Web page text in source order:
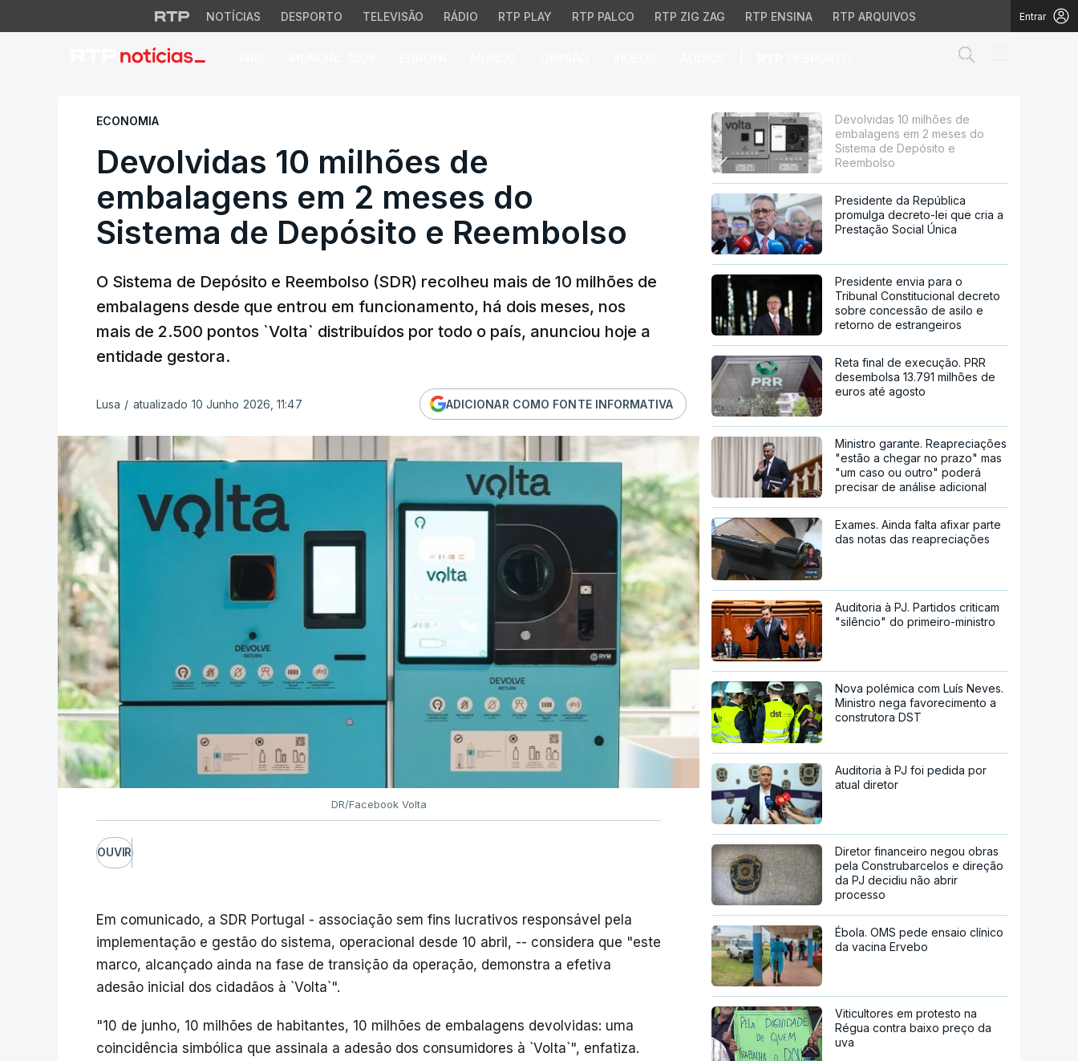
NOTÍCIAS DESPORTO TELEVISÃO RÁDIO RTP PLAY RTP PALCO RTP ZIG ZAG RTP ENSINA RTP ARQUIVOS Entrar
Devolvidas 10 milhões de embalagens em 2 meses do Sistema
ECONOMIA
Devolvidas 10 milhões de
embalagens em 2 meses do
Sistema de Depósito e Reembolso
O Sistema de Depósito e Reembolso (SDR) recolheu mais de 10 milhões de
embalagens desde que entrou em funcionamento, há dois meses, nos
mais de 2.500 pontos `Volta` distribuídos por todo o país, anunciou hoje a
entidade gestora.
Lusa / atualizado 10 Junho 2026, 11:47 ADICIONAR COMO FONTE INFORMATIVA
DR/Facebook Volta
OUVIR
Em comunicado, a SDR Portugal - associação sem fins lucrativos responsável pela
implementação e gestão do sistema, operacional desde 10 abril, -- considera que "este
marco, alcançado ainda na fase de transição da operação, demonstra a efetiva
adesão inicial dos cidadãos à `Volta`".
"10 de junho, 10 milhões de habitantes, 10 milhões de embalagens devolvidas: uma
coincidência simbólica que assinala a adesão dos consumidores à `Volta`", enfatiza.
Devolvidas 10 milhões de
embalagens em 2 meses do
Sistema de Depósito e
Reembolso
Presidente da República
promulga decreto-lei que cria a
Prestação Social Única
Presidente envia para o
Tribunal Constitucional decreto
sobre concessão de asilo e
retorno de estrangeiros
Reta final de execução. PRR
desembolsa 13.791 milhões de
euros até agosto
Ministro garante. Reapreciações
"estão a chegar no prazo" mas
"um caso ou outro" poderá
precisar de análise adicional
Exames. Ainda falta afixar parte
das notas das reapreciações
Auditoria à PJ. Partidos criticam
"silêncio" do primeiro-ministro
Nova polémica com Luís Neves.
Ministro nega favorecimento a
construtora DST
Auditoria à PJ foi pedida por
atual diretor
Diretor financeiro negou obras
pela Construbarcelos e direção
da PJ decidiu não abrir
processo
Ébola. OMS pede ensaio clínico
da vacina Ervebo
Viticultores em protesto na
Régua contra baixo preço da
uva